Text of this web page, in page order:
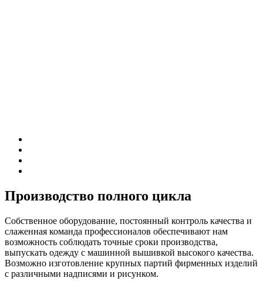
Производство полного цикла
Собственное оборудование, постоянный контроль качества и
слаженная команда профессионалов обеспечивают нам
возможность соблюдать точные сроки производства,
выпускать одежду с машинной вышивкой высокого качества.
Возможно изготовление крупных партий фирменных изделий
с различными надписями и рисунком.